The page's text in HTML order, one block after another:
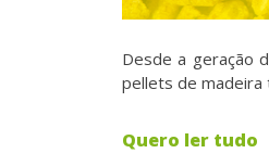
Desde a geração
pellets de madeira
Quero ler tudo